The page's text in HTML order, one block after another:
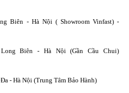
Biên - Hà Nội ( Showroom Vinfast) -
Biên - Hà Nội (Gần Cầu Chui)
- Hà Nội (Trung Tâm Bảo Hành)